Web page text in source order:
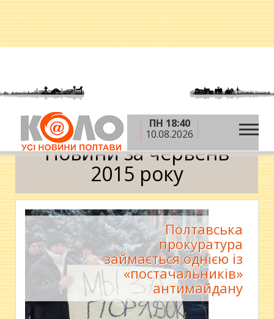
ПН 18:40
10.08.2026
Головна » 2015 рік » червень Календар
Новини за червень
2015 року
Полтавська
прокуратура
займається однією із
«постачальників»
антимайдану